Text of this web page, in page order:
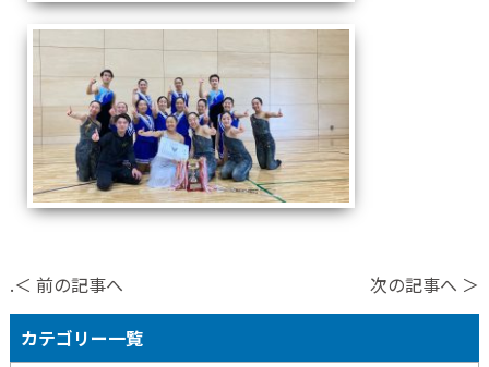
.＜ 前の記事へ 次の記事へ ＞
カテゴリー一覧